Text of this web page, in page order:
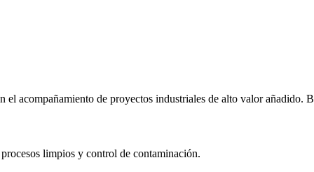
acompañamiento de proyectos industriales de alto valor añadido.
limpios y control de contaminación.